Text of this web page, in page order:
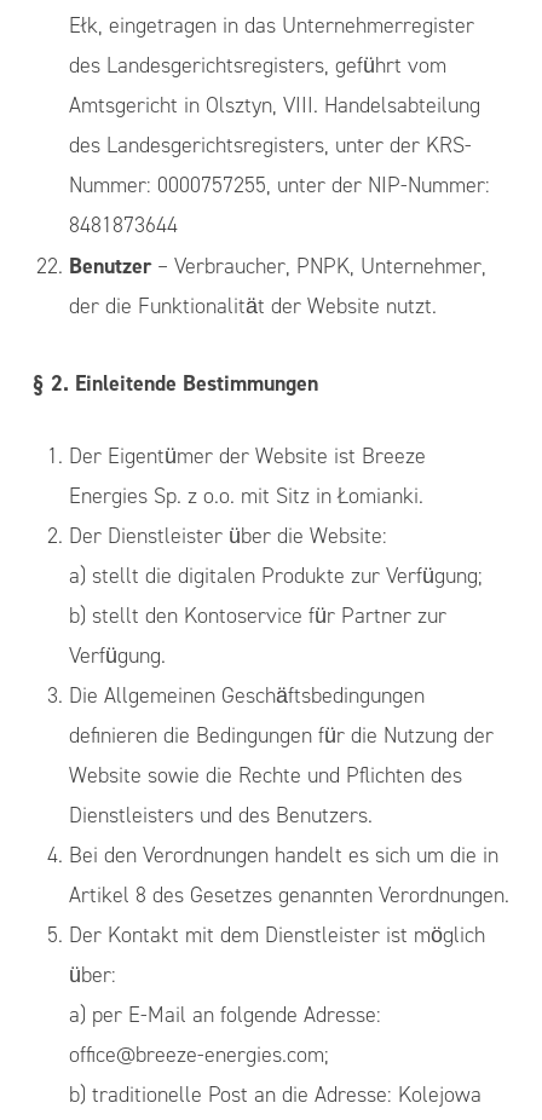
Ełk, eingetragen in das Unternehmerregister
des Landesgerichtsregisters, geführt vom
Amtsgericht in Olsztyn, VIII. Handelsabteilung
des Landesgerichtsregisters, unter der KRS-
Nummer: 0000757255, unter der NIP-Nummer:
8481873644
Benutzer – Verbraucher, PNPK, Unternehmer,
der die Funktionalität der Website nutzt.
§ 2. Einleitende Bestimmungen
Der Eigentümer der Website ist Breeze
Energies Sp. z o.o. mit Sitz in Łomianki.
Der Dienstleister über die Website:
a) stellt die digitalen Produkte zur Verfügung;
b) stellt den Kontoservice für Partner zur
Verfügung.
Die Allgemeinen Geschäftsbedingungen
definieren die Bedingungen für die Nutzung der
Website sowie die Rechte und Pflichten des
Dienstleisters und des Benutzers.
Bei den Verordnungen handelt es sich um die in
Artikel 8 des Gesetzes genannten Verordnungen.
Der Kontakt mit dem Dienstleister ist möglich
über:
a) per E-Mail an folgende Adresse:
office@breeze-energies.com;
b) traditionelle Post an die Adresse: Kolejowa